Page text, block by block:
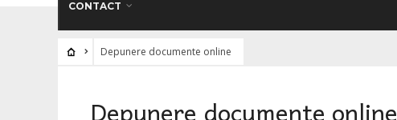
CONTACT
Depunere documente online
Depunere documente online